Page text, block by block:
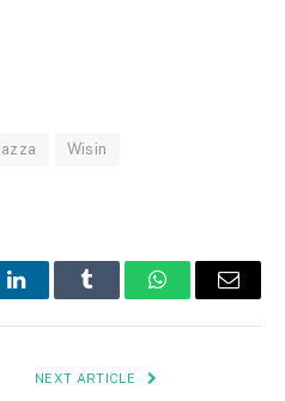
Wisin
LinkedInTumblr WhatsAppEmail
NEXT ARTICLE